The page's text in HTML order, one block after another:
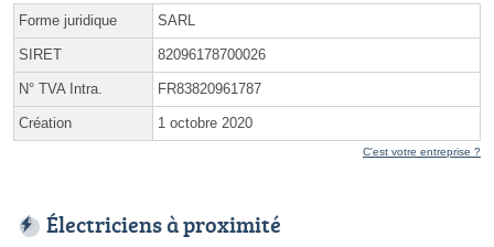
Forme juridique SARL
SIRET 82096178700026
N° TVA Intra. FR83820961787
Création 1 octobre 2020
C'est votre entreprise ?
Électriciens à proximité